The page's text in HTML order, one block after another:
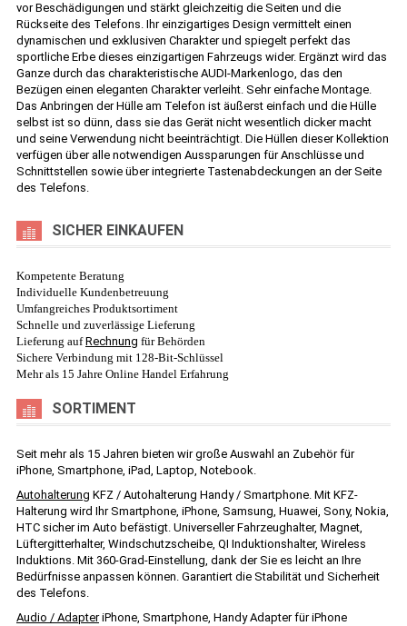
vor Beschädigungen und stärkt gleichzeitig die Seiten und die
Rückseite des Telefons. Ihr einzigartiges Design vermittelt einen
dynamischen und exklusiven Charakter und spiegelt perfekt das
sportliche Erbe dieses einzigartigen Fahrzeugs wider. Ergänzt wird das
Ganze durch das charakteristische AUDI-Markenlogo, das den
Bezügen einen eleganten Charakter verleiht. Sehr einfache Montage.
Das Anbringen der Hülle am Telefon ist äußerst einfach und die Hülle
selbst ist so dünn, dass sie das Gerät nicht wesentlich dicker macht
und seine Verwendung nicht beeinträchtigt. Die Hüllen dieser Kollektion
verfügen über alle notwendigen Aussparungen für Anschlüsse und
Schnittstellen sowie über integrierte Tastenabdeckungen an der Seite
des Telefons.
SICHER EINKAUFEN
Kompetente Beratung
Individuelle Kundenbetreuung
Umfangreiches Produktsortiment
Schnelle und zuverlässige Lieferung
Lieferung aufRechnung für Behörden
Sichere Verbindung mit 128-Bit-Schlüssel
Mehr als 15 Jahre Online Handel Erfahrung
SORTIMENT
Seit mehr als 15 Jahren bieten wir große Auswahl an Zubehör für
iPhone, Smartphone, iPad, Laptop, Notebook.
Autohalterung KFZ / Autohalterung Handy / Smartphone. Mit KFZ-
Halterung wird Ihr Smartphone, iPhone, Samsung, Huawei, Sony, Nokia,
HTC sicher im Auto befästigt. Universeller Fahrzeughalter, Magnet,
Lüftergitterhalter, Windschutzscheibe, QI Induktionshalter, Wireless
Induktions. Mit 360-Grad-Einstellung, dank der Sie es leicht an Ihre
Bedürfnisse anpassen können. Garantiert die Stabilität und Sicherheit
des Telefons.
Audio / AdapteriPhone, Smartphone, Handy Adapter für iPhone